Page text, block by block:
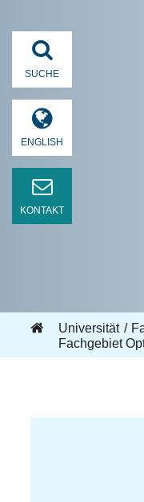
SUCHE
ENGLISH
KONTAKT
Universität
Fachgebiet